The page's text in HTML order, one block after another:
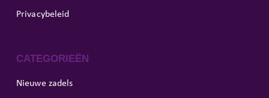
Privacybeleid
CATEGORIEËN
Nieuwe zadels